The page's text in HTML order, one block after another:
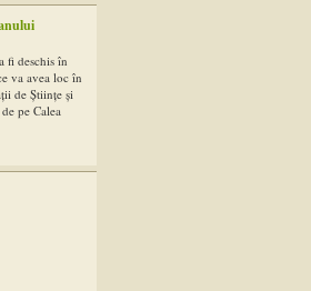
fi deschis în
va avea loc în
de Ştiinţe şi
pe Calea